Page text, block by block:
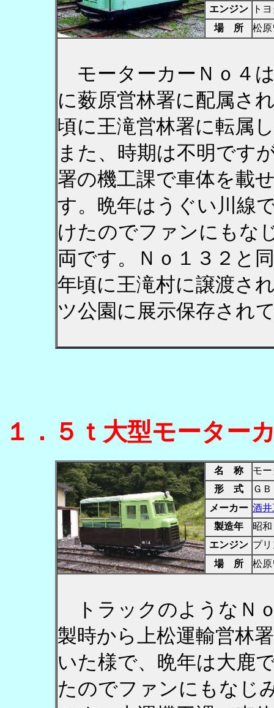
エンジン
ト
場 所
松
モーターカーＮｏ４
に薮原営林署に配属さ
頃に王滝営林署に転属
また、時期は不明です
署の機工課で車体を載
す。晩年はうぐい川線
けたのでファンにもな
両です。Ｎｏ１３２と
年頃に王滝村に譲渡さ
ツ公園に展示保存され
１．５ｔ大型モーター
名 称
モ
形 式
Ｇ
メーカー 酒
製造年
昭
エンジン プ
場 所
松
トラックのようなＮ
製時から上松運輸営林
いた様で、晩年は大鹿
たのでファンにもなじ